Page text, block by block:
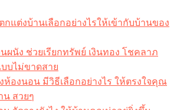
กแต่งบ้านเลือกอย่างไรให้เข้ากับบ้านของ
ผนัง ช่วยเรียกทรัพย์ เงินทอง โชคลาภ
บไม่ขาดสาย
ห้องนอน มีวิธีเลือกอย่างไร ให้ตรงใจคุณ
น สวยๆ